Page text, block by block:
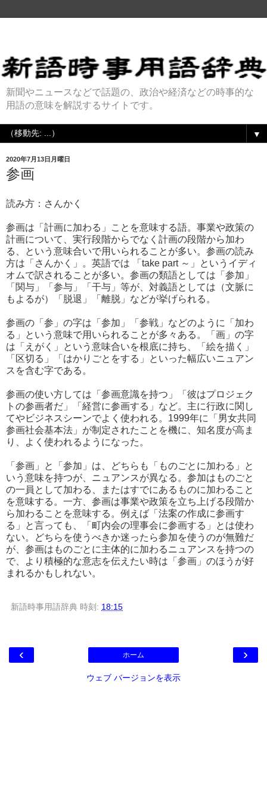
新聞やニュースなどで話題の、政治や経済などの時事的な
用語の意味を解説するサイトです。
▼
2020年7月13日月曜日
参画
読み方：さんかく
参画は「計画に加わる」ことを意味する語。事業や政策の
計画について、実行段階からでなく計画の段階から加わ
る、という意味合いで用いられることが多い。参画の読み
方は「さんかく」。英語では 「take part ～」というイディ
オムで訳されることが多い。参画の類語としては「参加」
「関与」「参与」「干与」等が、対義語としては（文脈に
もよるが）「脱退」「離脱」などが挙げられる。
参画の「参」の字は「参加」「参戦」などのように「加わ
る」という意味で用いられることが多々ある。「画」の字
は「えがく」という意味合いを根底に持ち、「絵を描く」
「区切る」「はかりごとをする」といった幅広いニュアン
スを含む字である。
参画の使い方しては「参画意識を持つ」「彼はプロジェク
トの参画者だ」「経営に参画する」など。主に行政に関し
てやビジネスシーンでよく使われる。1999年に「男女共同
参画社会基本法」が制定されたことを機に、知名度が高ま
り、よく使われるようになった。
「参画」と「参加」は、どちらも「ものごとに加わる」と
いう意味を持つが、ニュアンスが異なる。参加はものごと
の一員として加わる、またはすでにあるものに加わること
を意味する。一方、参画は事業や政策を立ち上げる段階か
ら加わることを意味する。例えば「法案の作成に参画す
る」と言っても、「町内会の理事会に参画する」とは使わ
ない。どちらを使うべきか迷ったら参加を使うのが無難だ
が、参画はものごとに主体的に加わるニュアンスを持つの
で、より積極的な意志を伝えたい時は「参画」のほうが好
まれるかもしれない。
新語時事用語辞典 時刻: 18:15
‹ ›
ホーム
ウェブ バージョンを表示